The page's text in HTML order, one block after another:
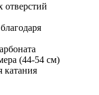
отверстий
(44-54 см)
катания